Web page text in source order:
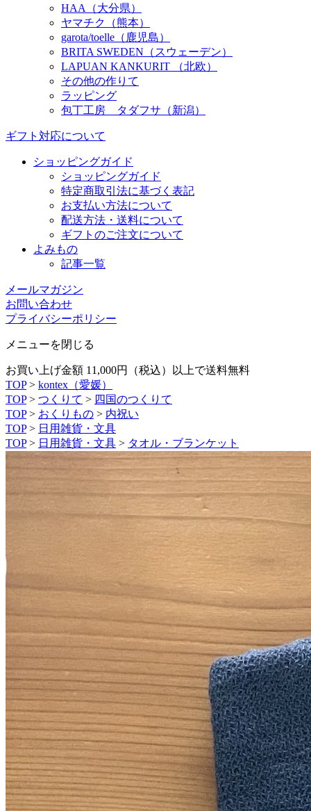
HAA（大分県）
ヤマチク（熊本）
garota/toelle（鹿児島）
BRITA SWEDEN（スウェーデン）
LAPUAN KANKURIT （北欧）
その他の作りて
ラッピング
包丁工房 タダフサ（新潟）
ギフト対応について
ショッピングガイド
ショッピングガイド
特定商取引法に基づく表記
お支払い方法について
配送方法・送料について
ギフトのご注文について
よみもの
記事一覧
メールマガジン
お問い合わせ
プライバシーポリシー
メニューを閉じる
お買い上げ金額 11,000円（税込）以上で送料無料
TOP> kontex（愛媛）
TOP > つくりて > 四国のつくりて
TOP > おくりもの > 内祝い
TOP > 日用雑貨・文具
TOP > 日用雑貨・文具 > タオル・ブランケット